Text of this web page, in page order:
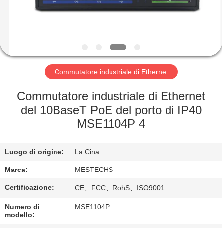
CIRCA
GIRO
DELLA
FABBRICA
CONTROLLO
QUALITÀ
CONTATTICI
NOTIZIE
Commutatore industriale di Ethernet
Commutatore industriale di Ethernet
del 10BaseT PoE del porto di IP40
MSE1104P 4
Luogo di origine: La Cina
Marca: MESTECHS
Certificazione: CE、FCC、RohS、ISO9001
Numero di
modello:
MSE1104P